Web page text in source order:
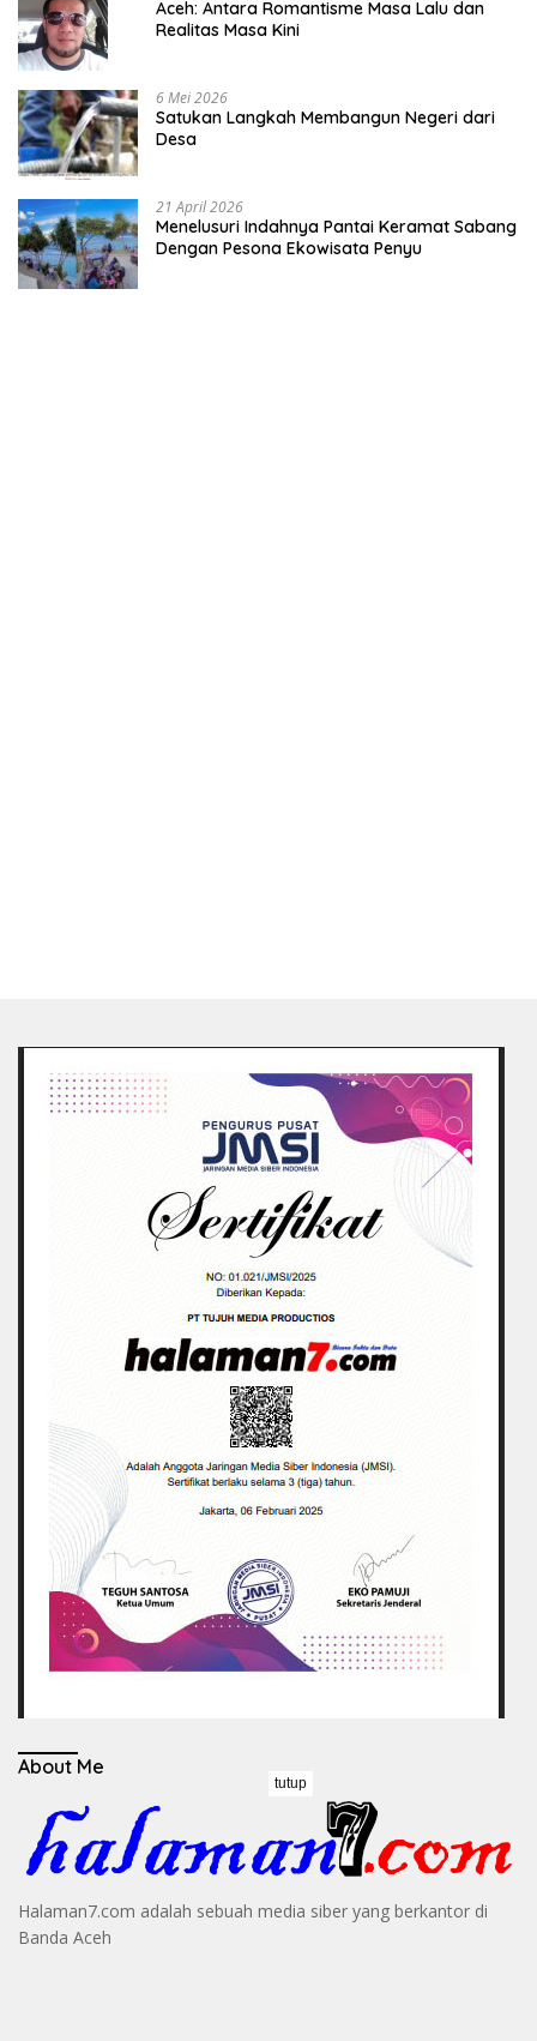
Aceh: Antara Romantisme Masa Lalu dan
Realitas Masa Kini
6 Mei 2026
Satukan Langkah Membangun Negeri dari
Desa
21 April 2026
Menelusuri Indahnya Pantai Keramat Sabang
Dengan Pesona Ekowisata Penyu
About Me
Halaman7.com adalah sebuah media siber yang berkantor di
Banda Aceh
tutup